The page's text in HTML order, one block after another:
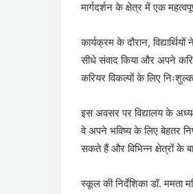
मार्गदर्शन के क्षेत्र में एक
कार्यक्रम के दौरान,
सीधे संवाद किया और अपने
करियर विकल्पों के लिए
इस अवसर पर विद्यालय के
वे अपने भविष्य के लिए बेहतर
सकते हैं और विभिन्न क्षेत्रों के
स्कूल की निर्देशिका डॉ. ममता